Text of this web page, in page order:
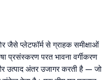
प्लेटफॉर्म से ग्राहक समीक्षाओं
प्रसंस्करण परत भावना वर्गीकरण
उत्पाद अंतर उजागर करती है — जो